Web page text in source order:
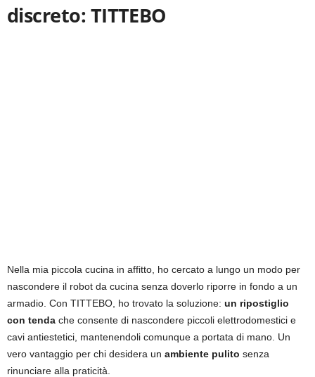
discreto: TITTEBO
Nella mia piccola cucina in affitto, ho cercato a lungo un modo per
nascondere il robot da cucina senza doverlo riporre in fondo a un
armadio. Con TITTEBO, ho trovato la soluzione: un ripostiglio
con tenda che consente di nascondere piccoli elettrodomestici e
cavi antiestetici, mantenendoli comunque a portata di mano. Un
vero vantaggio per chi desidera un ambiente pulito senza
rinunciare alla praticità.